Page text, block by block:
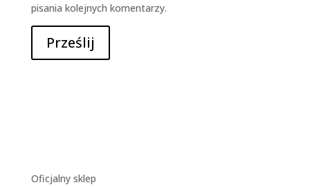
pisania kolejnych komentarzy.
Prześlij
Oficjalny sklep